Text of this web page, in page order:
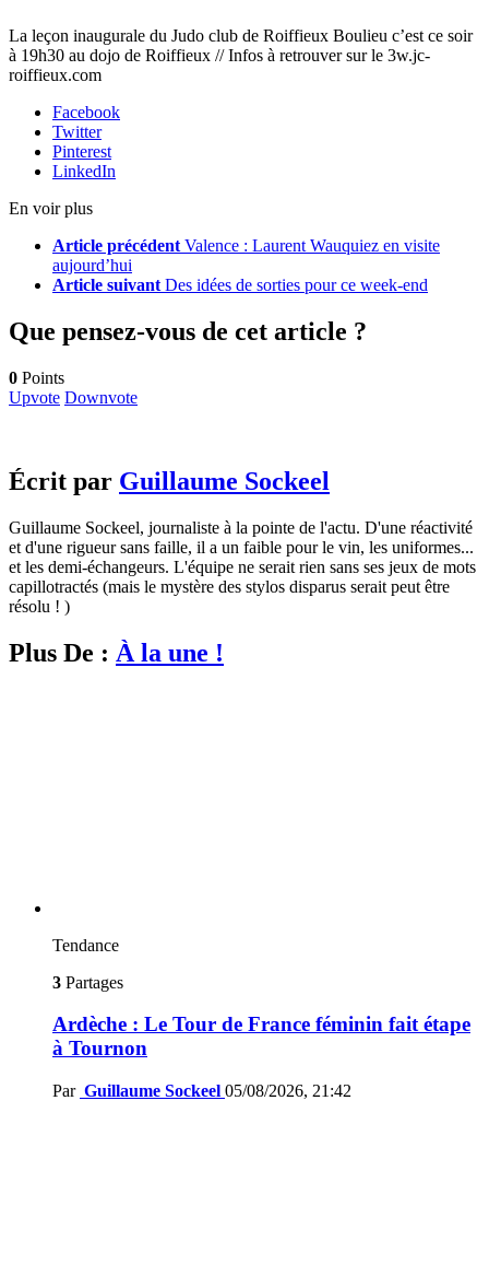
La leçon inaugurale du Judo club de Roiffieux Boulieu c’est ce soir
à 19h30 au dojo de Roiffieux // Infos à retrouver sur le 3w.jc-
roiffieux.com
Facebook
Twitter
Pinterest
LinkedIn
En voir plus
Article précédent Valence : Laurent Wauquiez en visite
aujourd’hui
Article suivant Des idées de sorties pour ce week-end
Que pensez-vous de cet article ?
0 Points
Upvote Downvote
Écrit par Guillaume Sockeel
Guillaume Sockeel, journaliste à la pointe de l'actu. D'une réactivité
et d'une rigueur sans faille, il a un faible pour le vin, les uniformes...
et les demi-échangeurs. L'équipe ne serait rien sans ses jeux de mots
capillotractés (mais le mystère des stylos disparus serait peut être
résolu ! )
Plus De : À la une !
Tendance
3 Partages
Ardèche : Le Tour de France féminin fait étape
à Tournon
Par Guillaume Sockeel 05/08/2026, 21:42